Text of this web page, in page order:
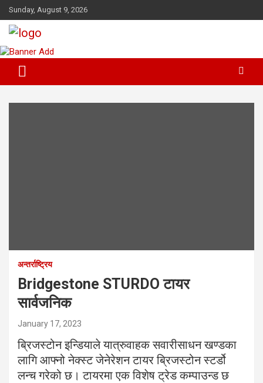
Skip
to
content
Sunday, August 9, 2026
अन्तर्राष्ट्रिय
Bridgestone STURDO टायर
सार्वजनिक
January 17, 2023
ब्रिजस्टोन इन्डियाले यात्रुवाहक सवारीसाधन खण्डका
लागि आफ्नो नेक्स्ट जेनेरेशन टायर ब्रिजस्टोन स्टर्डो
लन्च गरेको छ। टायरमा एक विशेष ट्रेड कम्पाउन्ड छ